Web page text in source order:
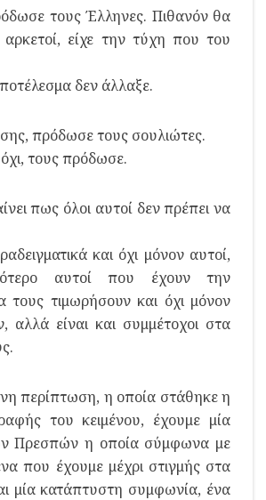
τους Έλληνες. Πιθανόν θα
αρκετοί, είχε την τύχη που του
δεν άλλαξε.
πρόδωσε τους σουλιώτες.
τους πρόδωσε.
πως όλοι αυτοί δεν πρέπει να
και όχι μόνον αυτοί,
αυτοί που έχουν την
τους τιμωρήσουν και όχι μόνον
αλλά είναι και συμμέτοχοι στα
περίπτωση, η οποία στάθηκε η
του κειμένου, έχουμε μία
Πρεσπών η οποία σύμφωνα με
που έχουμε μέχρι στιγμής στα
μία κατάπτυστη συμφωνία, ένα